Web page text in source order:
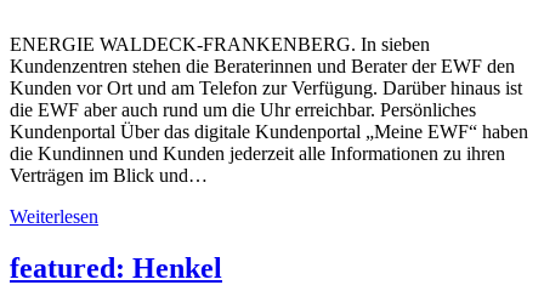
ENERGIE WALDECK-FRANKENBERG. In sieben
Kundenzentren stehen die Beraterinnen und Berater der EWF den
Kunden vor Ort und am Telefon zur Verfügung. Darüber hinaus ist
die EWF aber auch rund um die Uhr erreichbar. Persönliches
Kundenportal Über das digitale Kundenportal „Meine EWF“ haben
die Kundinnen und Kunden jederzeit alle Informationen zu ihren
Verträgen im Blick und…
Weiterlesen
featured: Henkel